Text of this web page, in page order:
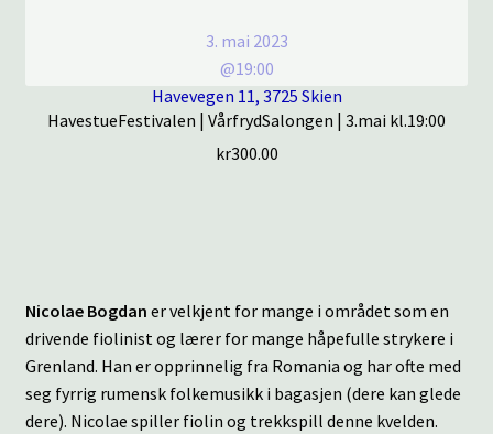
3. mai 2023
@19:00
Havevegen 11, 3725 Skien
HavestueFestivalen | VårfrydSalongen | 3.mai kl.19:00
kr300.00
Nicolae Bogdan er velkjent for mange i området som en
drivende fiolinist og lærer for mange håpefulle strykere i
Grenland. Han er opprinnelig fra Romania og har ofte med
seg fyrrig rumensk folkemusikk i bagasjen (dere kan glede
dere). Nicolae spiller fiolin og trekkspill denne kvelden.